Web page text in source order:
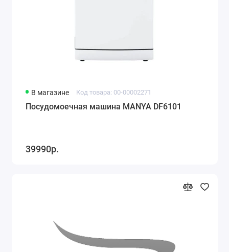
В магазине Код товара: 00-00002271
Посудомоечная машина MANYA DF6101
39990р.